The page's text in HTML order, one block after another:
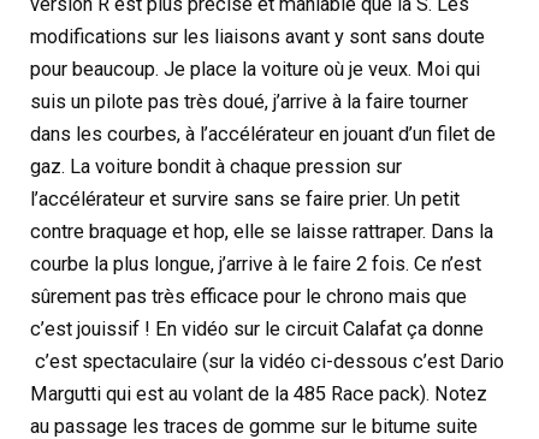
modifications sur les liaisons avant y sont sans doute
pour beaucoup. Je place la voiture où je veux. Moi qui
suis un pilote pas très doué, j’arrive à la faire tourner
dans les courbes, à l’accélérateur en jouant d’un filet de
gaz. La voiture bondit à chaque pression sur
l’accélérateur et survire sans se faire prier. Un petit
contre braquage et hop, elle se laisse rattraper. Dans la
courbe la plus longue, j’arrive à le faire 2 fois. Ce n’est
sûrement pas très efficace pour le chrono mais que
c’est jouissif ! En vidéo sur le circuit Calafat ça donne
c’est spectaculaire (sur la vidéo ci-dessous c’est Dario
Margutti qui est au volant de la 485 Race pack). Notez
au passage les traces de gomme sur le bitume suite